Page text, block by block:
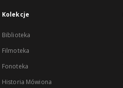
Kolekcje
Biblioteka
Filmoteka
Fonoteka
Historia Mówiona